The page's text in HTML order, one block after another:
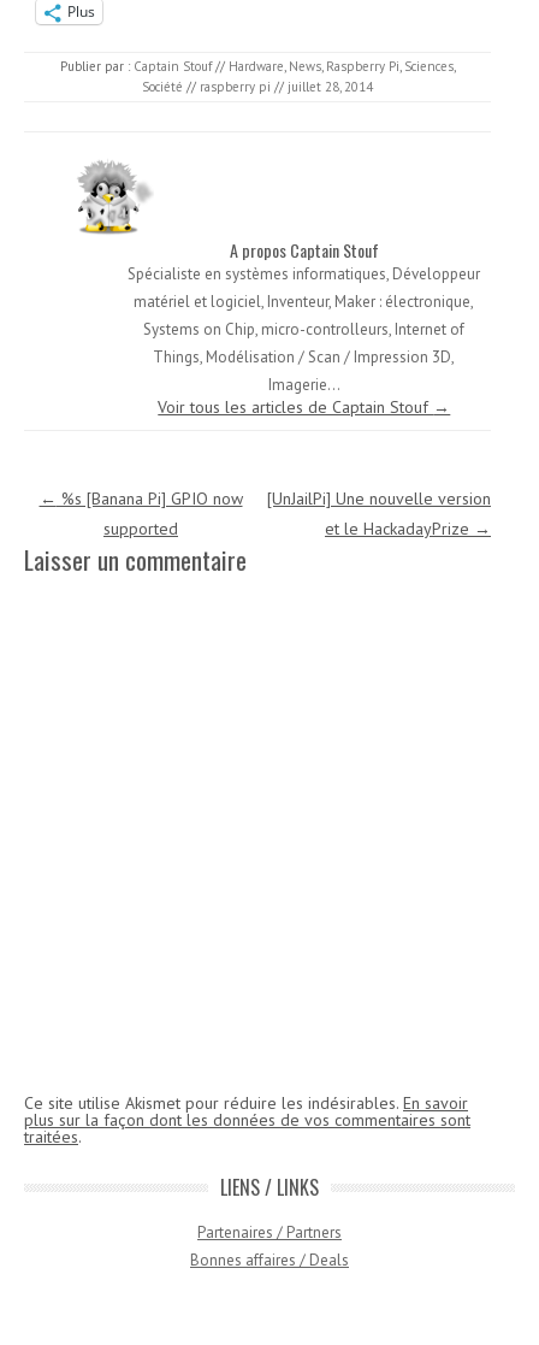
Plus
Publier par : Captain Stouf // Hardware, News, Raspberry Pi, Sciences,
Société // raspberry pi // juillet 28, 2014
A propos Captain Stouf
Spécialiste en systèmes informatiques, Développeur
matériel et logiciel, Inventeur, Maker : électronique,
Systems on Chip, micro-controlleurs, Internet of
Things, Modélisation / Scan / Impression 3D,
Imagerie...
Voir tous les articles de Captain Stouf →
Navigation des articles
← %s [Banana Pi] GPIO now
supported
[UnJailPi] Une nouvelle version
et le HackadayPrize →
Laisser un commentaire
Ce site utilise Akismet pour réduire les indésirables. En savoir
plus sur la façon dont les données de vos commentaires sont
traitées.
LIENS / LINKS
Partenaires / Partners
Bonnes affaires / Deals